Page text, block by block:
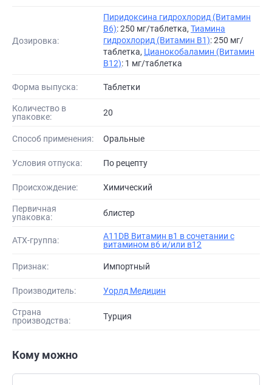
Дозировка:
Пиридоксина гидрохлорид (Витамин
B6): 250 мг/таблетка, Тиамина
гидрохлорид (Витамин B1): 250 мг/
таблетка, Цианокобаламин (Витамин
B12): 1 мг/таблетка
Форма выпуска: Таблетки
Количество в
упаковке:
20
Способ применения: Оральные
Условия отпуска: По рецепту
Происхождение: Химический
Первичная
упаковка:
блистер
АТХ-группа:
A11DB Витамин в1 в сочетании с
витамином в6 и/или в12
Признак: Импортный
Производитель: Уорлд Медицин
Страна
производства:
Турция
Кому можно